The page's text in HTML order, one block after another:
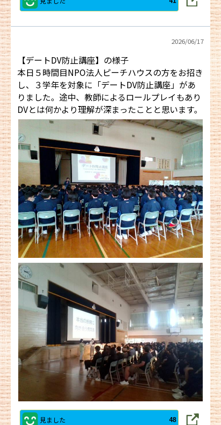
2026/06/17
【デートDV防止講座】の様子
本日５時間目NPO法人ピーチハウスの方をお招き
し、３学年を対象に「デートDV防止講座」があ
りました。途中、教師によるロールプレイもあり
DVとは何かより理解が深まったことと思います。
見ました 48